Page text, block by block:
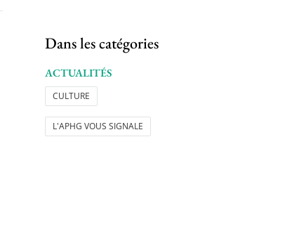
Dans les catégories
ACTUALITÉS
CULTURE
L'APHG VOUS SIGNALE